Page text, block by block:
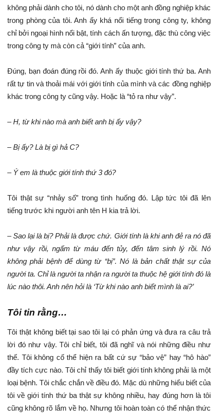
không phải dành cho tôi, nó dành cho một anh đồng nghiệp khác
trong phòng của tôi. Anh ấy khá nổi tiếng trong công ty, không
chỉ bởi ngoại hình nổi bật, tính cách ấn tượng, đặc thù công việc
trong công ty mà còn cả “giới tính” của anh.
Đúng, bạn đoán đúng rồi đó. Anh ấy thuộc giới tính thứ ba. Anh
rất tự tin và thoải mái với giới tính của mình và các đồng nghiệp
khác trong công ty cũng vậy. Hoặc là “tỏ ra như vậy”.
– H, từ khi nào mà anh biết anh bị ấy vậy?
– Bị ấy? Là bị gì hả C?
– Ý em là thuộc giới tính thứ 3 đó?
Tôi thật sự “nhảy số” trong tình huống đó. Lập tức tôi đã lên
tiếng trước khi người anh tên H kia trả lời.
– Sao lại là bị? Phải là được chứ. Giới tính là khi anh đẻ ra nó đã
như vậy rồi, ngấm từ máu đến tủy, đến tâm sinh lý rồi. Nó
không phải bệnh để dùng từ “bị”. Nó là bản chất thật sự của
người ta. Chỉ là người ta nhận ra người ta thuộc hệ giới tính đó là
lúc nào thôi. Anh nên hỏi là ‘Từ khi nào anh biết mình là ai?’
Tôi tin rằng…
Tôi thật không biết tại sao tôi lại có phản ứng và đưa ra câu trả
lời đó như vậy. Tôi chỉ biết, tôi đã nghĩ và nói những điều như
thế. Tôi không cố thể hiện ra bất cứ sự “bảo vệ” hay “hô hào”
đầy tích cực nào. Tôi chỉ thấy tôi biết giới tính không phải là một
loại bệnh. Tôi chắc chắn về điều đó. Mặc dù những hiểu biết của
tôi về giới tính thứ ba thật sự không nhiều, hay đúng hơn là tôi
cũng không rõ lắm về họ. Nhưng tôi hoàn toàn có thể nhận thức